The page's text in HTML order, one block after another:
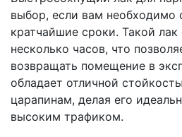
выбор, если вам необходимо
кратчайшие сроки. Такой
несколько часов, что
возвращать помещение в
обладает отличной
царапинам, делая его
высоким трафиком.